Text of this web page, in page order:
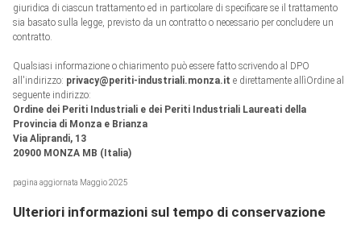
giuridica di ciascun trattamento ed in particolare di specificare se il trattamento
sia basato sulla legge, previsto da un contratto o necessario per concludere un
contratto.
Qualsiasi informazione o chiarimento può essere fatto scrivendo al DPO
all'indirizzo: privacy@periti-industriali.monza.it e direttamente allìOrdine al
seguente indirizzo:
Ordine dei Periti Industriali e dei Periti Industriali Laureati della
Provincia di Monza e Brianza
Via Aliprandi, 13
20900 MONZA MB (Italia)
pagina aggiornata Maggio 2025
Ulteriori informazioni sul tempo di conservazione